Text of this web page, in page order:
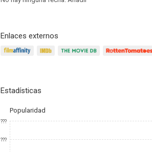
Enlaces externos
Estadísticas
Popularidad
???
???